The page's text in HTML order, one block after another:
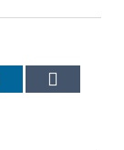
LinkedIn